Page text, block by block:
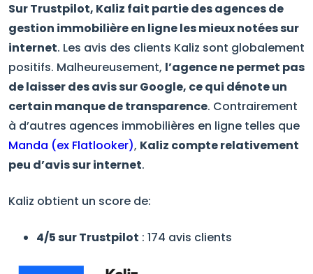
Sur Trustpilot, Kaliz fait partie des agences de
gestion immobilière en ligne les mieux notées sur
internet. Les avis des clients Kaliz sont globalement
positifs. Malheureusement, l’agence ne permet pas
de laisser des avis sur Google, ce qui dénote un
certain manque de transparence. Contrairement
à d’autres agences immobilières en ligne telles que
Manda (ex Flatlooker), Kaliz compte relativement
peu d’avis sur internet.
Kaliz obtient un score de:
4/5 sur Trustpilot : 174 avis clients